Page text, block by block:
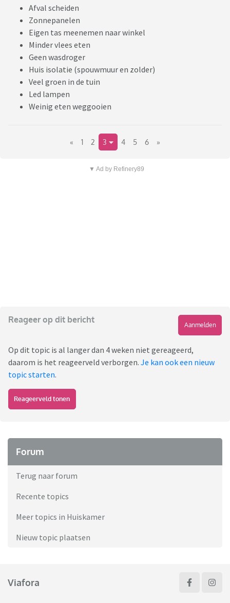
Afval scheiden
Zonnepanelen
Eigen tas meenemen naar winkel
Minder vlees eten
Geen wasdroger
Huis isolatie (spouwmuur en zolder)
Veel groen in de tuin
Led lampen
Weinig eten weggooien
« 1 2 3 4 5 6 »
▼ Ad by Refinery89
Reageer op dit bericht
Aanmelden
Op dit topic is al langer dan 4 weken niet gereageerd,
daarom is het reageerveld verborgen. Je kan ook een nieuw
topic starten.
Reageerveld tonen
Forum
Terug naar forum
Recente topics
Meer topics in Huiskamer
Nieuw topic plaatsen
Viafora